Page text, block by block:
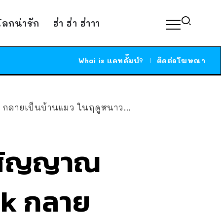
กน่ารัก ฮ่า ฮ่า ฮ่าาา
Whai is แคทดั๊มบ์? ติดต่อโฆษณา
ายเป็นบ้านแมว ในฤดูหนาวได้!!
สัญญาณ
กลาย